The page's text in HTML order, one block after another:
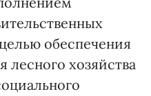
обеспечения
лесного хозяйства